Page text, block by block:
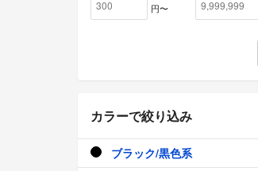
円〜
カラーで絞り込み
ブラック/黒色系